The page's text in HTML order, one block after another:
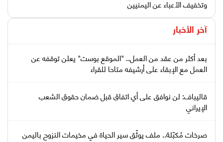
وتخفيف الأعباء عن اليمنيين
آخر الأخبار
بعد أكثر من عقد من العمل.. "الموقع بوست" يعلن توقفه عن
العمل مع الإبقاء على أرشيفه متاحا للقراء
قاليباف: لن نوافق على أي اتفاق قبل ضمان حقوق الشعب
الإيراني
صرخات مُكبّلة.. ملف يوثّق سير الحياة في مخيمات النزوح باليمن